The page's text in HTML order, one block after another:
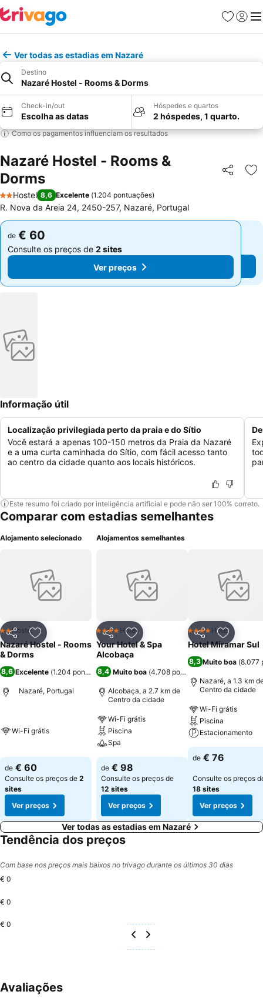
Favoritos
Iniciar
Ver todas as estadias em Nazaré
Destino
Nazaré Hostel - Rooms & Dorms
Check-in/out
Escolha as datas
Hóspedes e quartos
2 hóspedes, 1 quarto.
Como os pagamentos influenciam os resultados
Nazaré Hostel - Rooms &
Dorms
Partilhar
2 Estrelas
Hostel 8,6 Excelente (1.204 pontuações)
R. Nova da Areia 24, 2450-257, Nazaré, Portugal
de € 60
Consulte os preços de 2 sites
Ver preços
de € 60
Consulte os preços de 2 sites
Ver preços
Informação útil
Localização privilegiada perto da praia e do Sítio
Você estará a apenas 100-150 metros da Praia da Nazaré
e a uma curta caminhada do Sítio, com fácil acesso tanto
ao centro da cidade quanto aos locais históricos.
Este resumo foi criado por inteligência artificial e pode não ser 100% correto.
Comparar com estadias semelhantes
Alojamento selecionado
PartilharAdicionar aos favoritos
2 Estrelas
Hostel
Nazaré Hostel - Rooms
& Dorms
8,6 Excelente (1.204 pontuações )
Nazaré, Portugal
Wi-Fi grátis
de € 60
Consulte os preços de 2
sites
Ver preços
Alojamentos semelhantes
PartilharAdicionar aos favoritos
4 EstrelasHotel
Your Hotel & Spa
Alcobaça
8,4 Muito boa (4.708 pontuações
Alcobaça, a 2.7 km de
Centro da cidade
Wi-Fi grátis
Piscina
Spa
de € 98
Consulte os preços de
12 sites
Ver preços
Partilhar
4 EstrelasHotel
Hotel Miramar Sul
8,3Muito boa (8.077
Nazaré, a 1.3 km
Centro da cidade
Wi-Fi grátis
Piscina
Estacionamento
de € 76
Consulte os preços
18 sites
Ver preços
Ver todas as estadias em Nazaré
Tendência dos preços
Com base nos preços mais baixos no trivago durante os últimos 30 dias
€ 0
€ 0
€ 0
Avaliações